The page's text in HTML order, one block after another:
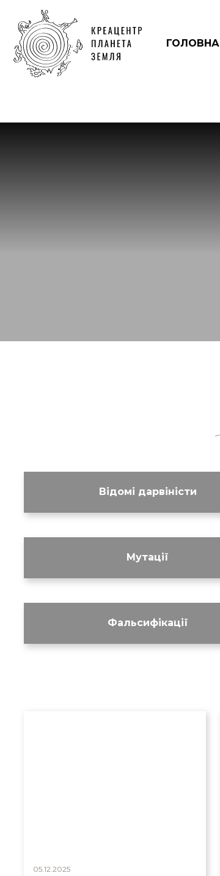
ГОЛОВНА
Відомі дарвіністи
Мутації
Фальсифікації
05.12.2025